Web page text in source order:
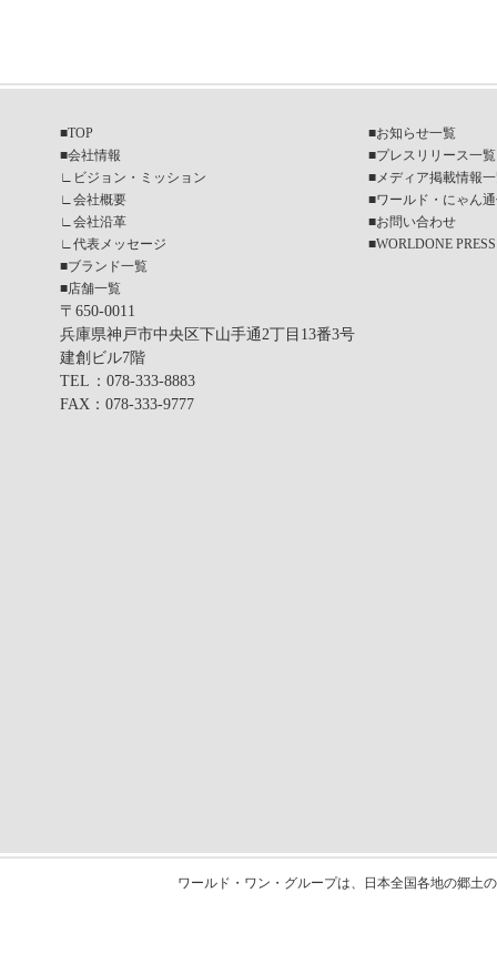
■TOP
■会社情報
∟
ビジョン・ミッション
∟ 会社概要
∟ 会社沿革
∟ 代表メッセージ
■ブランド一覧
■店舗一覧
■お知らせ一覧
■プレスリリース一覧
■ メディア掲載情報
■ワールド・にゃん
■お問い合わせ
■WORLDONE PRESS
〒650-0011
兵庫県神戸市中央区下山手通2丁目13番3号
建創ビル7階
TEL ：078-333-8883
FAX ：078-333-9777
ワールド・ワン・グループは、日本全国各地の郷土